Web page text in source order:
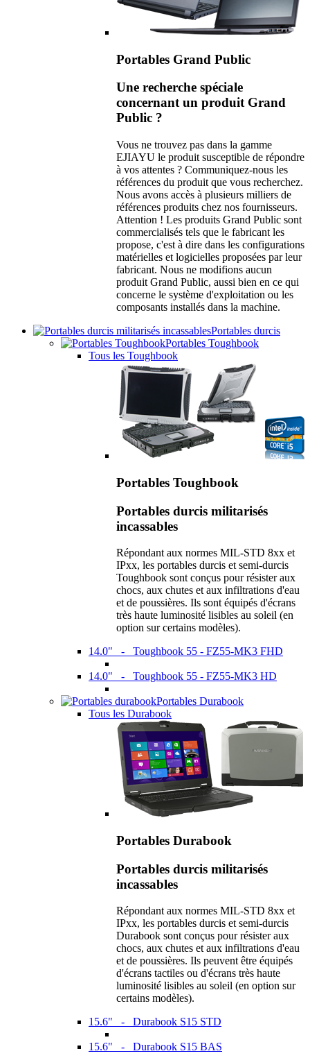
Portables Grand Public
Une recherche spéciale
concernant un produit Grand
Public ?
Vous ne trouvez pas dans la gamme
EJIAYU le produit susceptible de répondre
à vos attentes ? Communiquez-nous les
références du produit que vous recherchez.
Nous avons accès à plusieurs milliers de
références produits chez nos fournisseurs.
Attention ! Les produits Grand Public sont
commercialisés tels que le fabricant les
propose, c'est à dire dans les configurations
matérielles et logicielles proposées par leur
fabricant. Nous ne modifions aucun
produit Grand Public, aussi bien en ce qui
concerne le système d'exploitation ou les
composants installés dans la machine.
Portables durcis
Portables Toughbook
Tous les Toughbook
Portables Toughbook
Portables durcis militarisés
incassables
Répondant aux normes MIL-STD 8xx et
IPxx, les portables durcis et semi-durcis
Toughbook sont conçus pour résister aux
chocs, aux chutes et aux infiltrations d'eau
et de poussières. Ils sont équipés d'écrans
très haute luminosité lisibles au soleil (en
option sur certains modèles).
14.0" - Toughbook 55 - FZ55-MK3 FHD
14.0" - Toughbook 55 - FZ55-MK3 HD
Portables Durabook
Tous les Durabook
Portables Durabook
Portables durcis militarisés
incassables
Répondant aux normes MIL-STD 8xx et
IPxx, les portables durcis et semi-durcis
Durabook sont conçus pour résister aux
chocs, aux chutes et aux infiltrations d'eau
et de poussières. Ils peuvent être équipés
d'écrans tactiles ou d'écrans très haute
luminosité lisibles au soleil (en option sur
certains modèles).
15.6" - Durabook S15 STD
15.6" - Durabook S15 BAS